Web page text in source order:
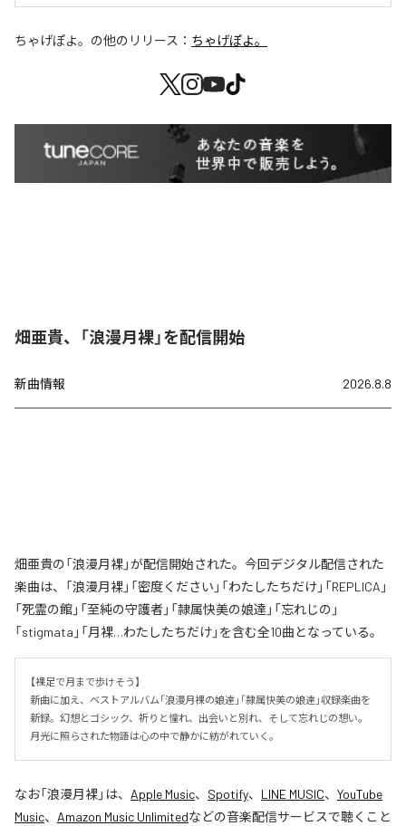
ちゃげぽよ。 の他のリリース： ちゃげぽよ。
畑亜貴、「浪漫月裸」を配信開始
新曲情報 2026.8.8
畑亜貴の「浪漫月裸」が配信開始された。今回デジタル配信された
楽曲は、「浪漫月裸」「密度ください」「わたしたちだけ」「REPLICA」
「死霊の館」「至純の守護者」「隷属快美の娘達」「忘れじの」
「stigmata」「月裸…わたしたちだけ」を含む全10曲となっている。
【裸足で月まで歩けそう】
新曲に加え、ベストアルバム「浪漫月裸の娘達」「隷属快美の娘達」収録楽曲を
新録。幻想とゴシック、祈りと憧れ、出会いと別れ、そして忘れじの想い。
月光に照らされた物語は心の中で静かに紡がれていく。
なお「浪漫月裸」は、 Apple Music、 Spotify、 LINE MUSIC、 YouTube
Music、 Amazon Music Unlimitedなどの音楽配信サービスで聴くこと